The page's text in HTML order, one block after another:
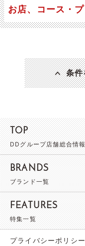
お店、コース・
条
TOP
DDグループ店舗総合情
BRANDS
ブランド一覧
FEATURES
特集一覧
プライバシーポリシー